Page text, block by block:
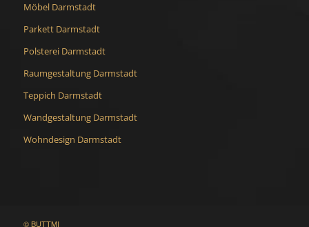
Möbel Darmstadt
Parkett Darmstadt
Polsterei Darmstadt
Raumgestaltung Darmstadt
Teppich Darmstadt
Wandgestaltung Darmstadt
Wohndesign Darmstadt
© BUTTMI